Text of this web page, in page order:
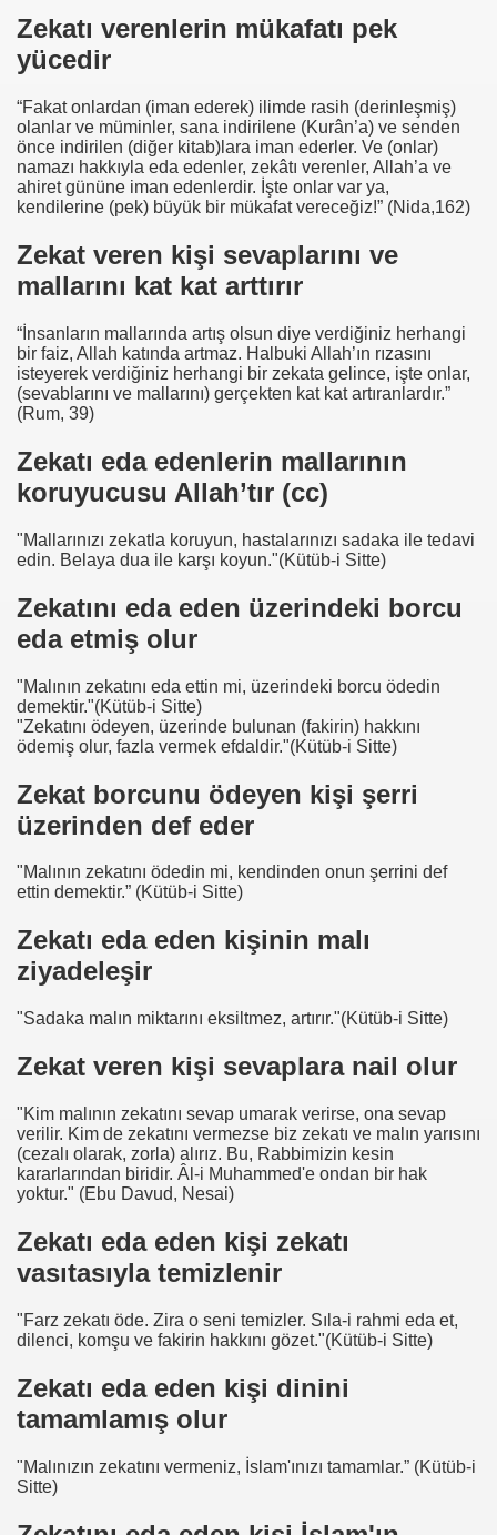
Zekatı verenlerin mükafatı pek
yücedir
“Fakat onlardan (iman ederek) ilimde rasih (derinleşmiş)
olanlar ve müminler, sana indirilene (Kurân’a) ve senden
önce indirilen (diğer kitab)lara iman ederler. Ve (onlar)
namazı hakkıyla eda edenler, zekâtı verenler, Allah’a ve
ahiret gününe iman edenlerdir. İşte onlar var ya,
kendilerine (pek) büyük bir mükafat vereceğiz!” (Nida,162)
Zekat veren kişi sevaplarını ve
mallarını kat kat arttırır
“İnsanların mallarında artış olsun diye verdiğiniz herhangi
bir faiz, Allah katında artmaz. Halbuki Allah’ın rızasını
isteyerek verdiğiniz herhangi bir zekata gelince, işte onlar,
(sevablarını ve mallarını) gerçekten kat kat artıranlardır.”
(Rum, 39)
Zekatı eda edenlerin mallarının
koruyucusu Allah’tır (cc)
"Mallarınızı zekatla koruyun, hastalarınızı sadaka ile tedavi
edin. Belaya dua ile karşı koyun."(Kütüb-i Sitte)
Zekatını eda eden üzerindeki borcu
eda etmiş olur
"Malının zekatını eda ettin mi, üzerindeki borcu ödedin
demektir."(Kütüb-i Sitte)
"Zekatını ödeyen, üzerinde bulunan (fakirin) hakkını
ödemiş olur, fazla vermek efdaldir."(Kütüb-i Sitte)
Zekat borcunu ödeyen kişi şerri
üzerinden def eder
"Malının zekatını ödedin mi, kendinden onun şerrini def
ettin demektir.” (Kütüb-i Sitte)
Zekatı eda eden kişinin malı
ziyadeleşir
"Sadaka malın miktarını eksiltmez, artırır."(Kütüb-i Sitte)
Zekat veren kişi sevaplara nail olur
"Kim malının zekatını sevap umarak verirse, ona sevap
verilir. Kim de zekatını vermezse biz zekatı ve malın yarısını
(cezalı olarak, zorla) alırız. Bu, Rabbimizin kesin
kararlarından biridir. Âl-i Muhammed'e ondan bir hak
yoktur." (Ebu Davud, Nesai)
Zekatı eda eden kişi zekatı
vasıtasıyla temizlenir
"Farz zekatı öde. Zira o seni temizler. Sıla-i rahmi eda et,
dilenci, komşu ve fakirin hakkını gözet."(Kütüb-i Sitte)
Zekatı eda eden kişi dinini
tamamlamış olur
"Malınızın zekatını vermeniz, İslam'ınızı tamamlar.” (Kütüb-i
Sitte)